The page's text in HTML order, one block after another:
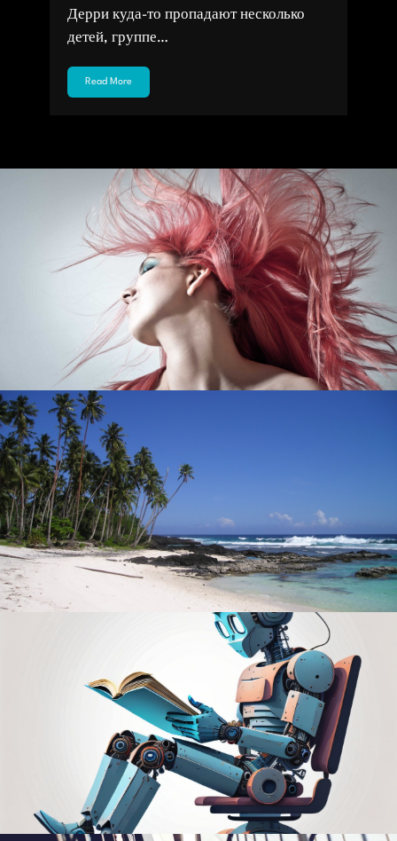
Дерри куда-то пропадают несколько
детей, группе…
Read More